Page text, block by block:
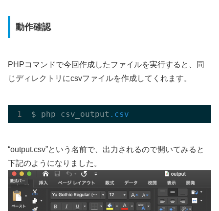
動作確認
PHPコマンドで今回作成したファイルを実行すると、同
じディレクトリにcsvファイルを作成してくれます。
$ php csv_output .csv
“output.csv”という名前で、出力されるので開いてみると
下記のようになりました。